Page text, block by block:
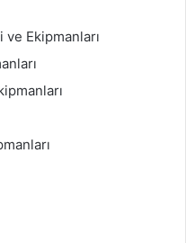
Ekipmanları